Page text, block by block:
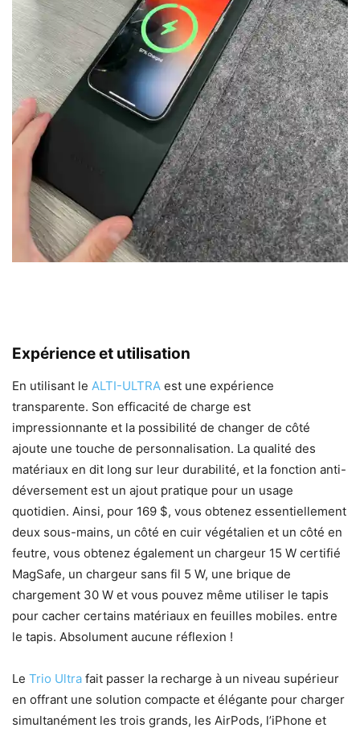
Expérience et utilisation
En utilisant le ALTI-ULTRA est une expérience
transparente. Son efficacité de charge est
impressionnante et la possibilité de changer de côté
ajoute une touche de personnalisation. La qualité des
matériaux en dit long sur leur durabilité, et la fonction anti-
déversement est un ajout pratique pour un usage
quotidien. Ainsi, pour 169 $, vous obtenez essentiellement
deux sous-mains, un côté en cuir végétalien et un côté en
feutre, vous obtenez également un chargeur 15 W certifié
MagSafe, un chargeur sans fil 5 W, une brique de
chargement 30 W et vous pouvez même utiliser le tapis
pour cacher certains matériaux en feuilles mobiles. entre
le tapis. Absolument aucune réflexion !
Le Trio Ultra fait passer la recharge à un niveau supérieur
en offrant une solution compacte et élégante pour charger
simultanément les trois grands, les AirPods, l’iPhone et